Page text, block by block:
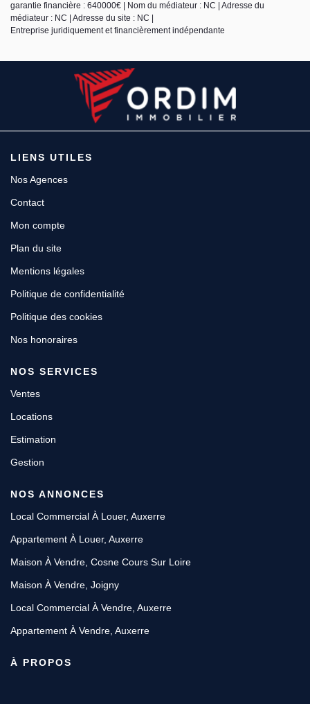
garantie financière : 640000€ | Nom du médiateur : NC | Adresse du
médiateur : NC | Adresse du site : NC |
Entreprise juridiquement et financièrement indépendante
LIENS UTILES
Nos Agences
Contact
Mon compte
Plan du site
Mentions légales
Politique de confidentialité
Politique des cookies
Nos honoraires
NOS SERVICES
Ventes
Locations
Estimation
Gestion
NOS ANNONCES
Local Commercial À Louer, Auxerre
Appartement À Louer, Auxerre
Maison À Vendre, Cosne Cours Sur Loire
Maison À Vendre, Joigny
Local Commercial À Vendre, Auxerre
Appartement À Vendre, Auxerre
À PROPOS